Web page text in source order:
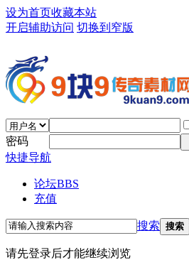
设为首页收藏本站
开启辅助访问 切换到窄版
密码
快捷导航
论坛BBS
充值
搜索 搜索
请先登录后才能继续浏览